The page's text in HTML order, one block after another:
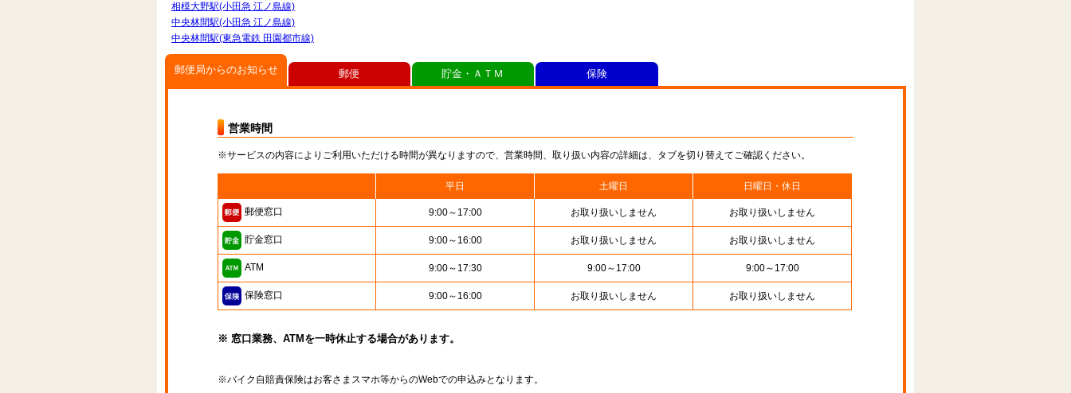
相模大野駅(小田急 江ノ島線)
中央林間駅(小田急 江ノ島線)
中央林間駅(東急電鉄 田園都市線)
郵便局からのお知らせ
営業時間
※サービスの内容によりご利用いただける時間が異なりますので、営業時間、取り扱い内容の詳細は、タブを切り替えてご確認ください。
平日 土曜日 日曜日・休日
郵便窓口 9:00～17:00 お取り扱いしません お取り扱いしません
貯金窓口 9:00～16:00 お取り扱いしません お取り扱いしません
ATM 9:00～17:30 9:00～17:00 9:00～17:00
保険窓口 9:00～16:00 お取り扱いしません お取り扱いしません
※ 窓口業務、ATMを一時休止する場合があります。
※バイク自賠責保険はお客さまスマホ等からのWebでの申込みとなります。
郵便 貯金・ＡＴＭ 保険